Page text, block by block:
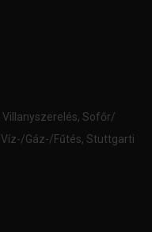
Villanyszerelés, Sofőr/
Víz-/Gáz-/Fűtés, Stuttgarti